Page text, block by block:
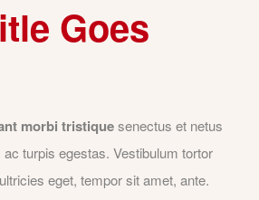
Goes
morbi tristiquesenectus et netus
turpis egestas. Vestibulum tortor
eget, tempor sit amet, ante.